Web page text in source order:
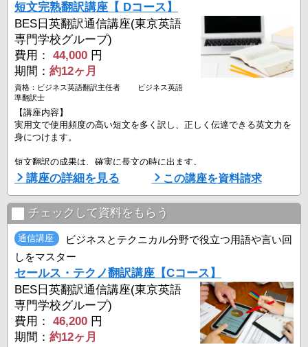
短文完熟翻訳講座【 Dコース】
BES日英翻訳通信講座(東京英語
専門学校グループ)
費用：
44,000 円
期間： 約12ヶ月
資格：ビジネス英語翻訳主任者 ビジネス英語
準翻訳士
【講座内容】
実用文で使用頻度の高い短文を多く訳し、正しく伝達できる英文力を
身につけます。
短文翻訳の成果は、確実に長文の時に出ます。
最初から長文翻訳に挑戦して何となく訳すのは効果のある訓練とはな
りません。
このコースは長文翻訳に進むための地ならしになり自信へとつながり
ます。
短文で演習する英訳は、文構造を把握しやすく、文法も正確に覚えや
すく、また、ビジネス翻訳で重要な明確で分かりやすい文章を理解す
るのに有用です。
短文を多くこなし、自然と英語らしい表現方法を習得します。
１行の文章でも ...
講座の詳細を見る この講座を資料請求
チェックして資料をもらう
通信講座
ビジネスとテクニカル分野で役立つ用語や言い回
しをマスター
セールス・テクノ翻訳講座【Cコース】
BES日英翻訳通信講座(東京英語
専門学校グループ)
費用：
46,200 円
期間： 約12ヶ月